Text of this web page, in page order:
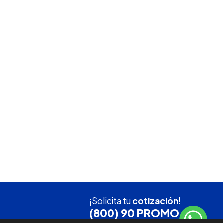
¡Solicita tucotización!
(800) 90 PROMO